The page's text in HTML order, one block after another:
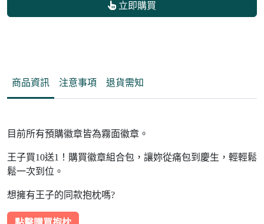
立即購買
商品資訊 注意事項 退貨需知
目前所有預購徽章皆為霧面徽章。
王子買10送1！購買徽章組合包，讓妳從痛包到慶生，輕輕鬆
鬆一次到位。
想擁有王子的同款抱枕嗎?